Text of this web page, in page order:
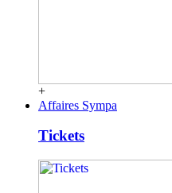
+
Affaires Sympa
Tickets